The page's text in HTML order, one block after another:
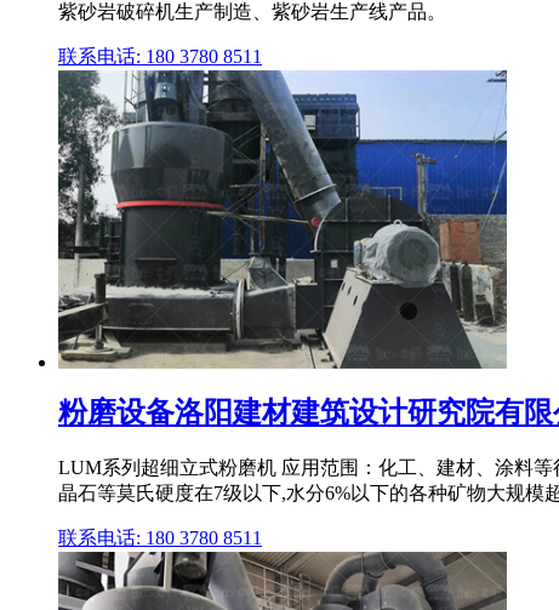
紫砂岩破碎机生产制造、紫砂岩生产线产品。
联系电话: 180 3780 8511
粉磨设备洛阳建材建筑设计研究院有限
LUM系列超细立式粉磨机 应用范围：化工、建材、涂料
晶石等莫氏硬度在7级以下,水分6%以下的各种矿物大规模
联系电话: 180 3780 8511